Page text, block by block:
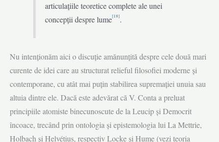
articulațiile teoretice complete ale unei
concepții despre lume[18].
Nu intenționăm aici o discuție amănunțită despre cele două mari
curente de idei care au structurat relieful filosofiei moderne și
contemporane, cu atât mai puțin stabilirea supremației unuia sau
altuia dintre ele. Dacă este adevărat că V. Conta a preluat
principiile atomiste binecunoscute de la Leucip și Democrit
încoace, trecând prin ontologia și epistemologia lui La Mettrie,
Holbach și Helvétius, respectiv Locke și Hume (vezi teoria